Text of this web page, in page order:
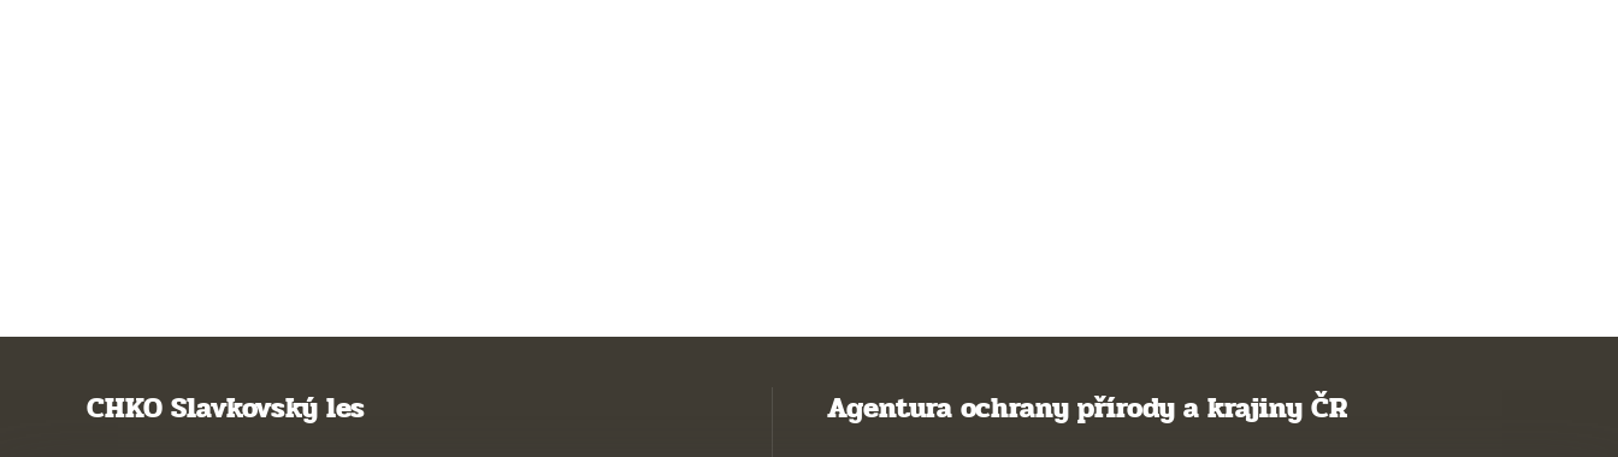
CHKO Slavkovský les Agentura ochrany přírody a krajiny ČR